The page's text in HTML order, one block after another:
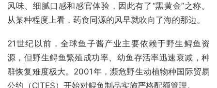
风味、细腻口感和感官体验，因此有了“黑黄金”之称。
从某种程度上看，药食同源的风早就吹向了海的那边。
21世纪以前，全球鱼子酱产业主要依赖于野生鲟鱼资
源，但野生鲟鱼繁殖成功率、幼鱼存活率迅速衰减，种
群恢复难度极大。2001年，濒危野生动植物种国际贸易
公约（CITES）开始对鲟鱼制品实施严格配额管理。